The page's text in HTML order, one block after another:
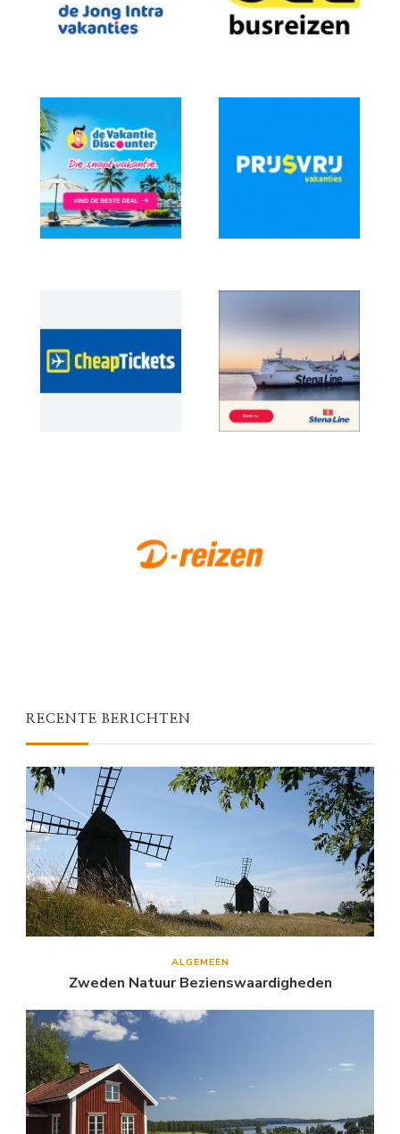
RECENTE BERICHTEN
ALGEMEEN
Zweden Natuur Bezienswaardigheden